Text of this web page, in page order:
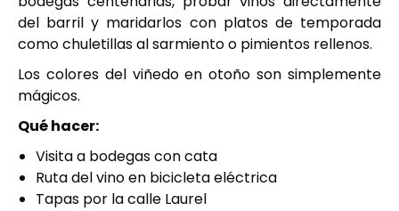
del barril y maridarlos con platos de temporada
como chuletillas al sarmiento o pimientos rellenos.
Los colores del viñedo en otoño son simplemente
mágicos.
Qué hacer:
Visita a bodegas con cata
Ruta del vino en bicicleta eléctrica
Tapas por la calle Laurel